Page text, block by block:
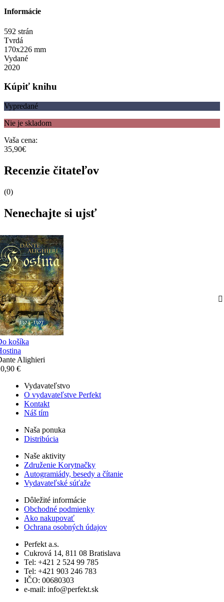
Informácie
592 strán
Tvrdá
170x226 mm
Vydané
2020
Kúpiť knihu
Vypredané
Nie je skladom
Vaša cena:
35,90€
Recenzie čitateľov
(0)
Nenechajte si ujsť
košíka
Alighieri
€
Vydavateľstvo
O vydavateľstve Perfekt
Kontakt
Náš tím
Naša ponuka
Distribúcia
Naše aktivity
Združenie Korytnačky
Autogramiády, besedy a čítanie
Vydavateľské súťaže
Dôležité informácie
Obchodné podmienky
Ako nakupovať
Ochrana osobných údajov
Perfekt a.s.
Cukrová 14, 811 08 Bratislava
Tel: +421 2 524 99 785
Tel: +421 903 246 783
IČO: 00680303
e-mail: info@perfekt.sk